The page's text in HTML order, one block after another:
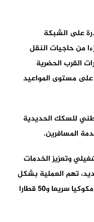
على الشبكة
من حاجيات النقل
القرب الحضرية
على مستوى المواعيد
للسكك الحديدية
درهم، تحسين الأداء التشغيلي وتعزيز الخدمات
بحلول سنة 2030. وعلى وجه التحديد، تهم العملية بشكل
ملموس اقتناء 18 قطارا فائق السرعة لمشاريع التمديد، و40 قطارا للربط بين المدن، و60 قطارا مكوكيا سريعا و50 قطارا